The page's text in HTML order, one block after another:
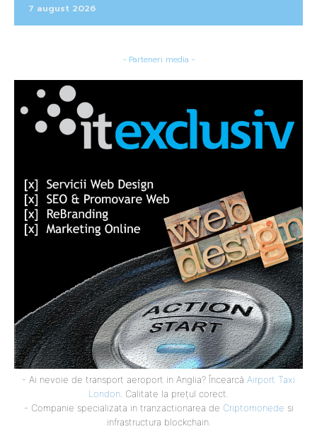
7 august 2026
- Parteneri media -
- Ai nevoie de transport aeroport in Anglia? Încearcă Airport Taxi
London . Calitate la prețul corect.
- Companie specializata in tranzactionarea de Criptomonede si
infrastructura blockchain.